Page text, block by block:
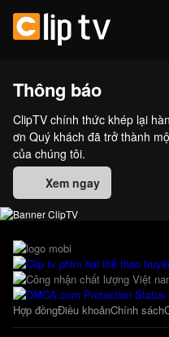
Thông báo
ClipTV chính thức khép lại
ơn Quý khách đã trở thành
của chúng tôi.
Xem ngay
Hợp đồngĐiều khoảnChính sách